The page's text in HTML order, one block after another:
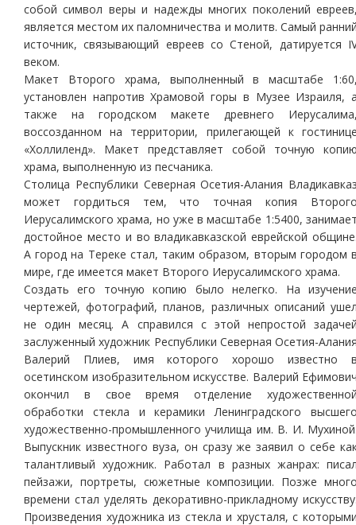
собой символ веры и надежды многих поколений
является местом их паломничества и молитв. Самый
источник, связывающий евреев со Стеной, датируется
веком.
Макет Второго храма, выполненный в масштабе
установлен напротив Храмовой горы в Музее Израиля,
также на городском макете древнего
воссозданном на территории, прилегающей к
«Холлиленд». Макет представляет собой точную
храма, выполненную из песчаника.
Столица Республики Северная Осетия-Алания
может гордиться тем, что точная копия
Иерусалимского храма, но уже в масштабе 1:5400,
достойное место и во владикавказской еврейской
А город на Тереке стал, таким образом, вторым городом
мире, где имеется макет Второго Иерусалимского храма.
Создать его точную копию было нелегко. На
чертежей, фотографий, планов, различных описаний
не один месяц. А справился с этой непростой
заслуженный художник Республики Северная Осетия-
Валерий Плиев, имя которого хорошо известно
осетинском изобразительном искусстве. Валерий
окончил в свое время отделение
обработки стекла и керамики Ленинградского
художественно-промышленного училища им. В. И.
Выпускник известного вуза, он сразу же заявил о себе
талантливый художник. Работал в разных жанрах:
пейзажи, портреты, сюжетные композиции. Позже
времени стал уделять декоративно-прикладному
Произведения художника из стекла и хрусталя, с